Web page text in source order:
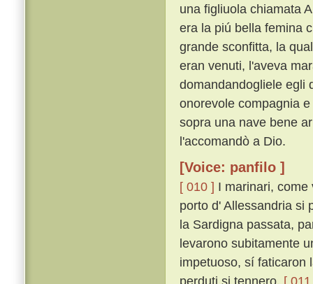
una figliuola chiamata
era la piú bella femina
grande sconfitta, la
eran venuti, l'aveva
domandandogliele egli
onorevole compagnia
sopra una nave bene
l'accomandò a Dio.
[Voice: panfilo ]
[ 010 ] I marinari,
porto d' Allessandria si
la Sardigna passata,
levarono subitamente
impetuoso, sí faticaron
perduti si tennero. [